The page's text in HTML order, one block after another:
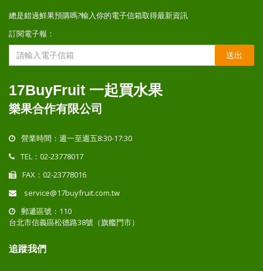
總是錯過鮮果預購嗎?輸入你的電子信箱取得最新資訊
訂閱電子報：
送出
17BuyFruit 一起買水果
樂果合作有限公司
營業時間：週一至週五8:30-17:30
TEL：02-23778017
FAX：02-23778016
service@17buyfruit.com.tw
郵遞區號：110
台北市信義區松德路38號（旗艦門市）
追蹤我們